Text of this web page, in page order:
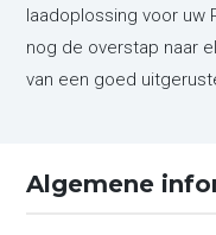
laadoplossing voor uw
nog de overstap naar
van een goed
Algemene